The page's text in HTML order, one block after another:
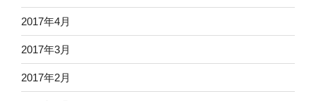
2017年4月
2017年3月
2017年2月